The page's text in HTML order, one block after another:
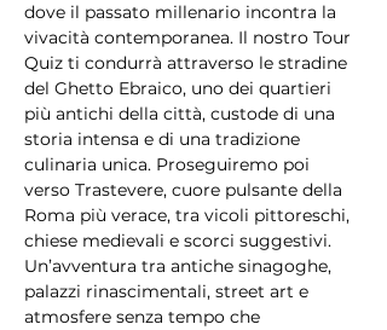
dove il passato millenario incontra la
vivacità contemporanea. Il nostro Tour
Quiz ti condurrà attraverso le stradine
del Ghetto Ebraico, uno dei quartieri
più antichi della città, custode di una
storia intensa e di una tradizione
culinaria unica. Proseguiremo poi
verso Trastevere, cuore pulsante della
Roma più verace, tra vicoli pittoreschi,
chiese medievali e scorci suggestivi.
Un’avventura tra antiche sinagoghe,
palazzi rinascimentali, street art e
atmosfere senza tempo che